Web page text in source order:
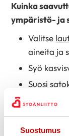
Suostumus
Kuinka
ympäristö- ja
Valitse
aineita ja
Syö
Suosi
Ota
ruoan eli